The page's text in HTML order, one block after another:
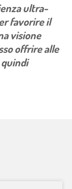
ultra-
favorire il
visione
offrire alle